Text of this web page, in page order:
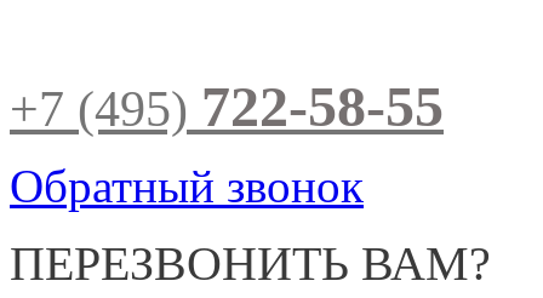
+7 (495) 722-58-55
Обратный звонок
ПЕРЕЗВОНИТЬ ВАМ?